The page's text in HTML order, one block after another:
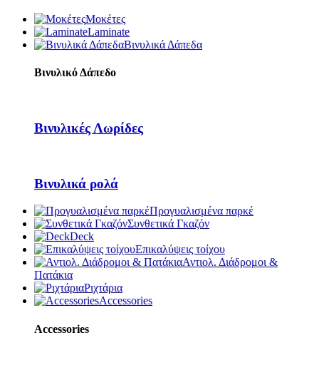
Μοκέτες
Laminate
Βινυλικά Δάπεδα
Βινυλικό Δάπεδο
Βινυλικές Λωρίδες
Βινυλικά ρολά
Προγυαλισμένα παρκέ
Συνθετικά Γκαζόν
Deck
Επικαλύψεις τοίχου
Αντιολ. Διάδρομοι &
Πατάκια
Ριχτάρια
Accessories
Accessories